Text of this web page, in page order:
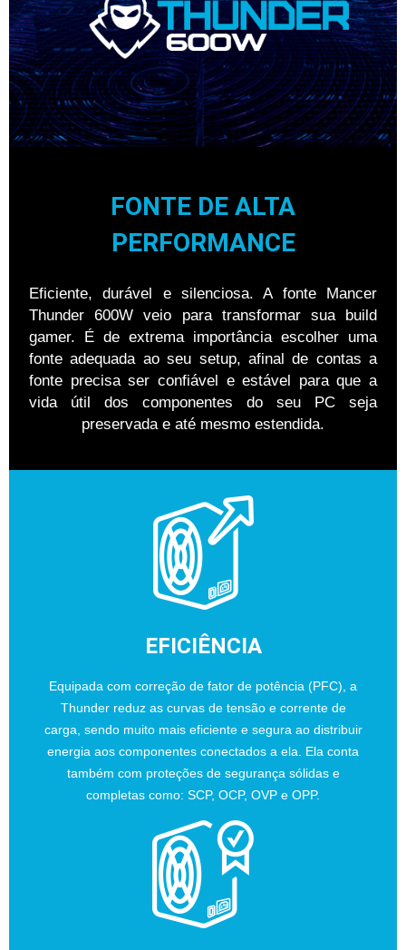
FONTE DE ALTA
PERFORMANCE
Eficiente, durável e silenciosa. A fonte Mancer
Thunder 600W veio para transformar sua build
gamer. É de extrema importância escolher uma
fonte adequada ao seu setup, afinal de contas a
fonte precisa ser confiável e estável para que a
vida útil dos componentes do seu PC seja
preservada e até mesmo estendida.
EFICIÊNCIA
Equipada com correção de fator de potência (PFC), a
Thunder reduz as curvas de tensão e corrente de
carga, sendo muito mais eficiente e segura ao distribuir
energia aos componentes conectados a ela. Ela conta
também com proteções de segurança sólidas e
completas como: SCP, OCP, OVP e OPP.